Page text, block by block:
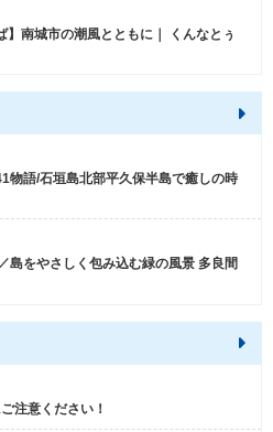
】南城市の潮風とともに｜ くんなとぅ
物語/石垣島北部平久保半島で癒しの時
島をやさしく包み込む緑の風景 多良間
注意ください！